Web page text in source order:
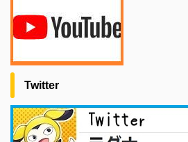
Twitter